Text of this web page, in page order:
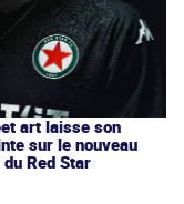
art laisse son
sur le nouveau
Red Star